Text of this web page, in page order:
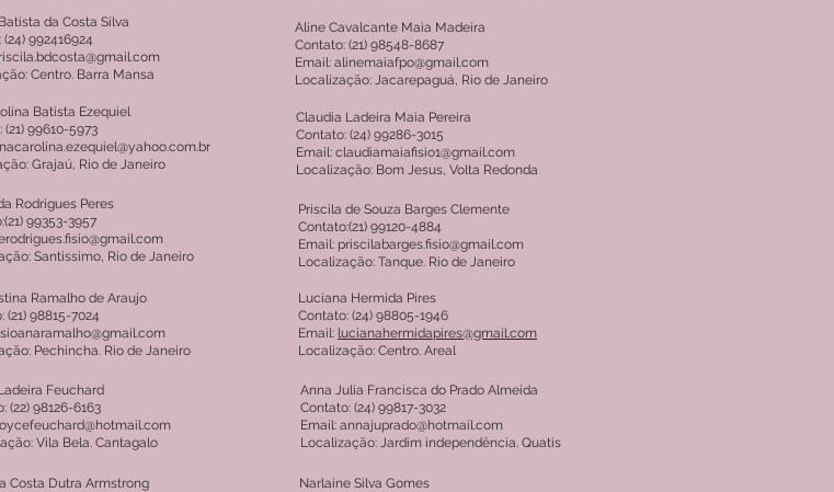
da Costa Silva
992416924
Centro. Barra Mansa
Batista Ezequiel
(21) 99610-5973
Grajaú, Rio de Janeiro
Rodrigues Peres
99353-3957
Santissimo, Rio de Janeiro
Ramalho de Araujo
(21) 98815-7024
Pechincha. Rio de Janeiro
Feuchard
(22) 98126-6163
Vila Bela. Cantagalo
Costa Dutra Armstrong
Aline Cavalcante Maia Madeira
Contato: (21) 98548-8687
Email: alinemaiafpo@gmail.com
Localização: Jacarepaguá, Rio de Janeiro
Claudia Ladeira Maia Pereira
Contato: (24) 99286-3015
Email: claudiamaiafisio1@gmail.com
Localização: Bom Jesus, Volta Redonda
Priscila de Souza Barges Clemente
Contato:(21) 99120-4884
Email: priscilabarges.fisio@gmail.com
Localização: Tanque. Rio de Janeiro
Luciana Hermida Pires
Contato: (24) 98805-1946
Email: lucianahermidapires@gmail.com
Localização: Centro. Areal
Anna Julia Francisca do Prado Almeida
Contato: (24) 99817-3032
Email: annajuprado@hotmail.com
Localização: Jardim independência. Quatis
Narlaine Silva Gomes